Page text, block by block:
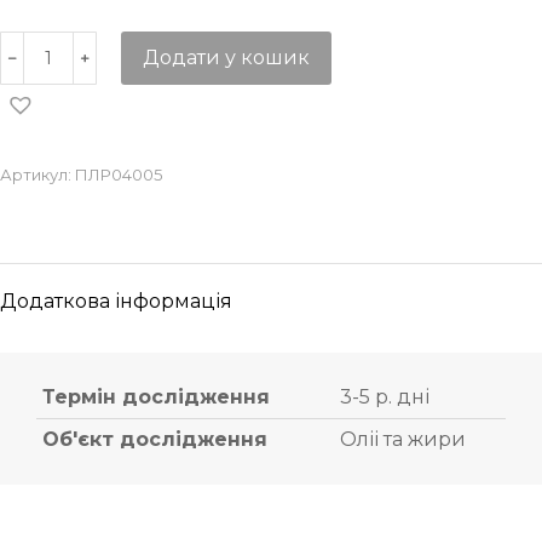
Додати у кошик
Артикул: ПЛР04005
Додаткова інформація
Термін дослідження
3-5 р. дні
Об'єкт дослідження
Оліі та жири